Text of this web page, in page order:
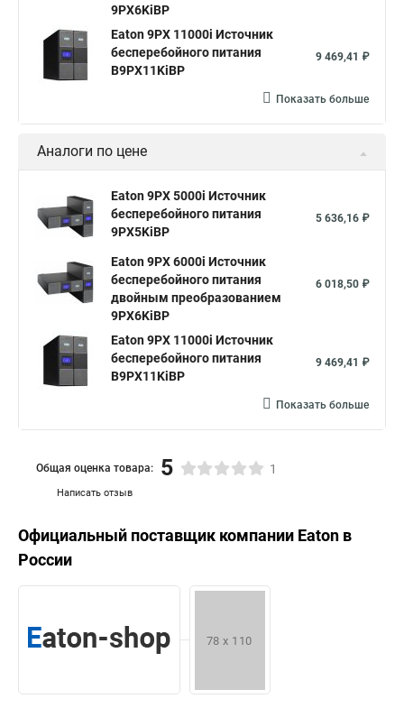
9PX6KiBP
Eaton 9PX 11000i Источник
бесперебойного питания
В9PX11KiBP
9 469,41 ₽
Показать больше
Аналоги по цене
Eaton 9PX 5000i Источник
бесперебойного питания
9PX5KiBP
5 636,16 ₽
Eaton 9PX 6000i Источник
бесперебойного питания
двойным преобразованием
9PX6KiBP
6 018,50 ₽
Eaton 9PX 11000i Источник
бесперебойного питания
В9PX11KiBP
9 469,41 ₽
Показать больше
Написать отзыв
Общая оценка товара: 5 1
Официальный поставщик компании Eaton в
России